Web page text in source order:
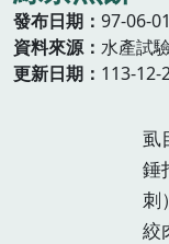
發布日期
97-06-01
資料來源
水產試
更新日期
113-12-
虱
錘
刺）
絞